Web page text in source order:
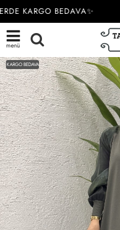
KARGO BEDAVA✨
menü
KARGO BEDAVA